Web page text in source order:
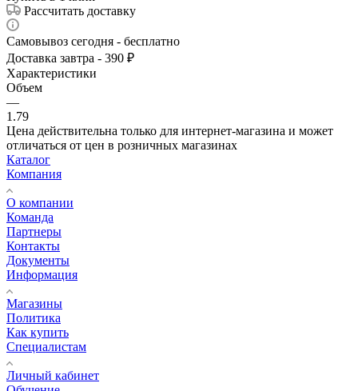
Рассчитать доставку
Самовывоз сегодня - бесплатно
Доставка завтра - 390 ₽
Характеристики
Объем
—
1.79
Цена действительна только для интернет-магазина и может
отличаться от цен в розничных магазинах
Каталог
Компания
О компании
Команда
Партнеры
Контакты
Документы
Информация
Магазины
Политика
Как купить
Специалистам
Личный кабинет